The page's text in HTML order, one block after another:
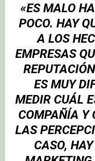
«ES MALO
POCO. HAY
A LOS
EMPRESAS
ES MUY
MEDIR CUÁL
COMPAÑÍA Y
LAS
CASO,